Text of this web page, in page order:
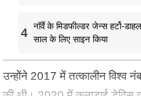
4
नॉर्वे के मिडफील्डर जेन्स हर्टो-
साल के लिए साइन किया
उन्होंने 2017 में तत्कालीन विश्व